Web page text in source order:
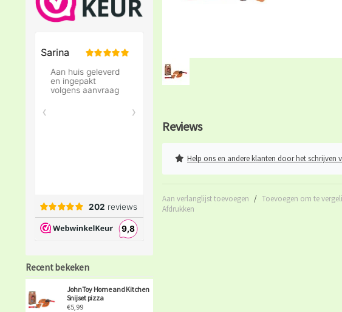
Recent bekeken
JohnToy Home and Kitchen
Snijset pizza
€5,99
Reviews
Help ons en andere klanten door het schrijven
Aan verlanglijst toevoegen / Toevoegen om te
Afdrukken